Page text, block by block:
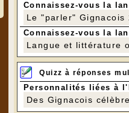
Connaissez-vous la
Le "parler" Gignacois
Connaissez-vous la
Langue et littérature
Quizz à réponses
Personnalités liées à
Des Gignacois